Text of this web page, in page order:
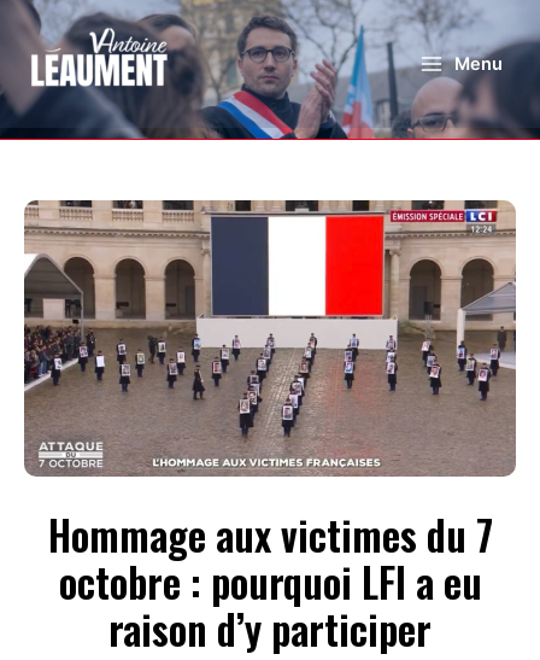
Menu
Hommage aux victimes du 7
octobre : pourquoi LFI a eu
raison d’y participer